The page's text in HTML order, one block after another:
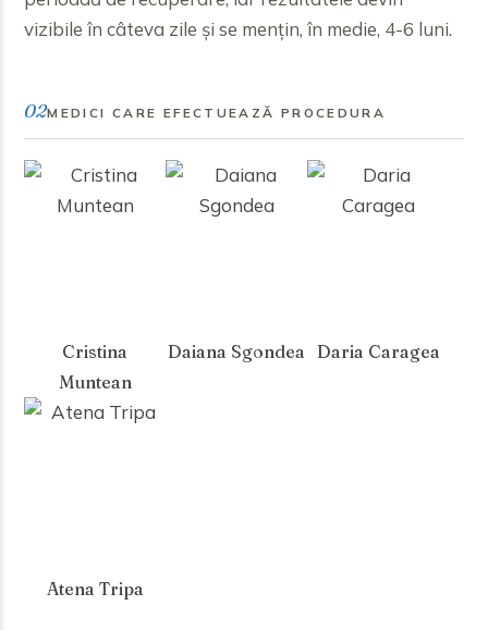
vizibile în câteva zile și se mențin, în medie, 4-6 luni.
02MEDICI CARE EFECTUEAZĂ PROCEDURA
Cristina
Muntean
Daiana Sgondea Daria Caragea
Atena Tripa